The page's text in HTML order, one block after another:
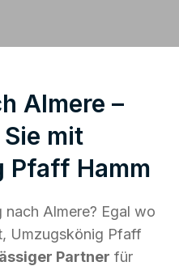
Almere –
mit
Pfaff Hamm
nach Almere? Egal wo
Umzugskönig Pfaff
Partner für